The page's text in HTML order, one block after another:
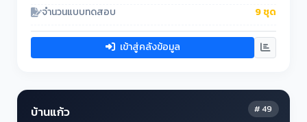
จำนวนแบบทดสอบ
9 ชุด
เข้าสู่คลังข้อมูล
# 49
บ้านแก้ว